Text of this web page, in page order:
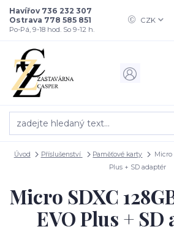
CZK
Havířov 736 232 307
Ostrava 778 585 851
Po-Pá, 9-18 hod. So 9-12 h.
Úvod Příslušenství Paměťové karty
Micro
Plus + SD adaptér
Micro SDXC
EVO Plus + SD